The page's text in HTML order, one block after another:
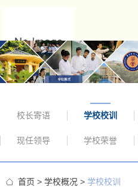
校长寄语 学校校训
现任领导 学校荣誉
首页 > 学校概况 > 学校校训